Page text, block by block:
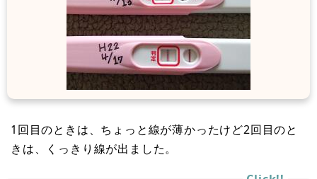
1回目のときは、ちょっと線が薄かったけど2回目のと
きは、くっきり線が出ました。